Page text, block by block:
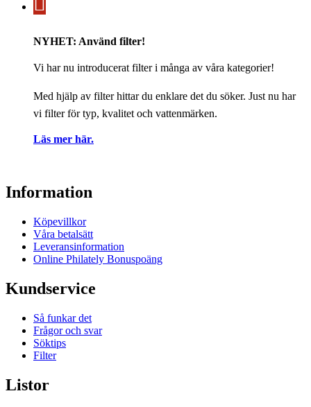
NYHET: Använd filter!
Vi har nu introducerat filter i många av våra kategorier!
Med hjälp av filter hittar du enklare det du söker. Just nu har
vi filter för typ, kvalitet och vattenmärken.
Läs mer här.
Information
Köpevillkor
Våra betalsätt
Leveransinformation
Online Philately Bonuspoäng
Kundservice
Så funkar det
Frågor och svar
Söktips
Filter
Listor